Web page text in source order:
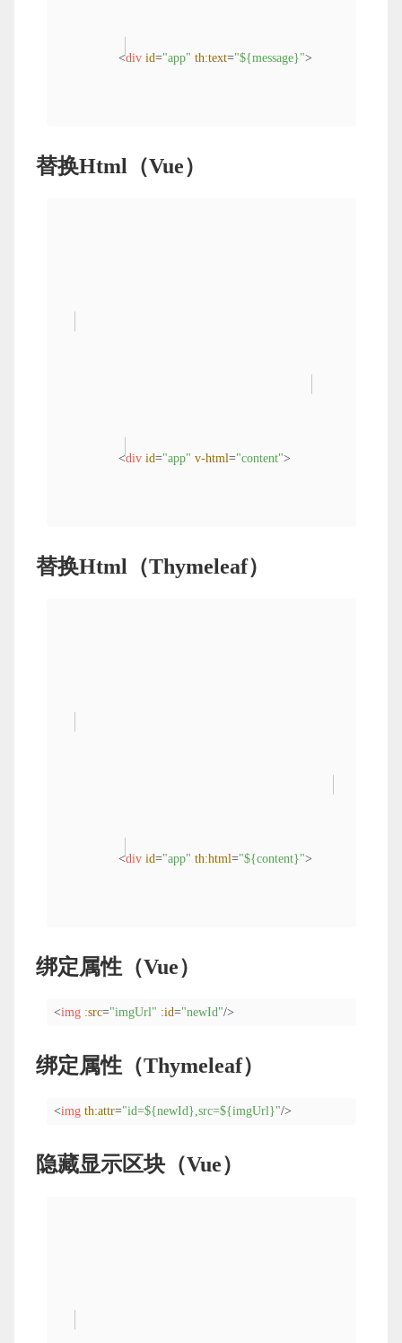
<div id="app" th:text="${message}">
替换Html（Vue）
<div id="app" v-html="content">
替换Html（Thymeleaf）
<div id="app" th:html="${content}">
绑定属性（Vue）
<img :src="imgUrl" :id="newId"/>
绑定属性（Thymeleaf）
<img th:attr="id=${newId},src=${imgUrl}"/>
隐藏显示区块（Vue）